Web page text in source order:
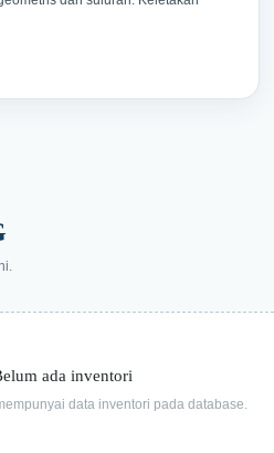
ada inventori
data inventori pada database.